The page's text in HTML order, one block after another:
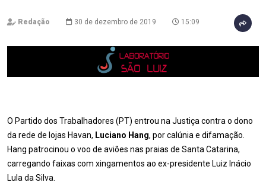
Redação 30 de dezembro de 2019 15:09
O Partido dos Trabalhadores (PT) entrou na Justiça contra o dono
da rede de lojas Havan, Luciano Hang, por calúnia e difamação.
Hang patrocinou o voo de aviões nas praias de Santa Catarina,
carregando faixas com xingamentos ao ex-presidente Luiz Inácio
Lula da Silva.